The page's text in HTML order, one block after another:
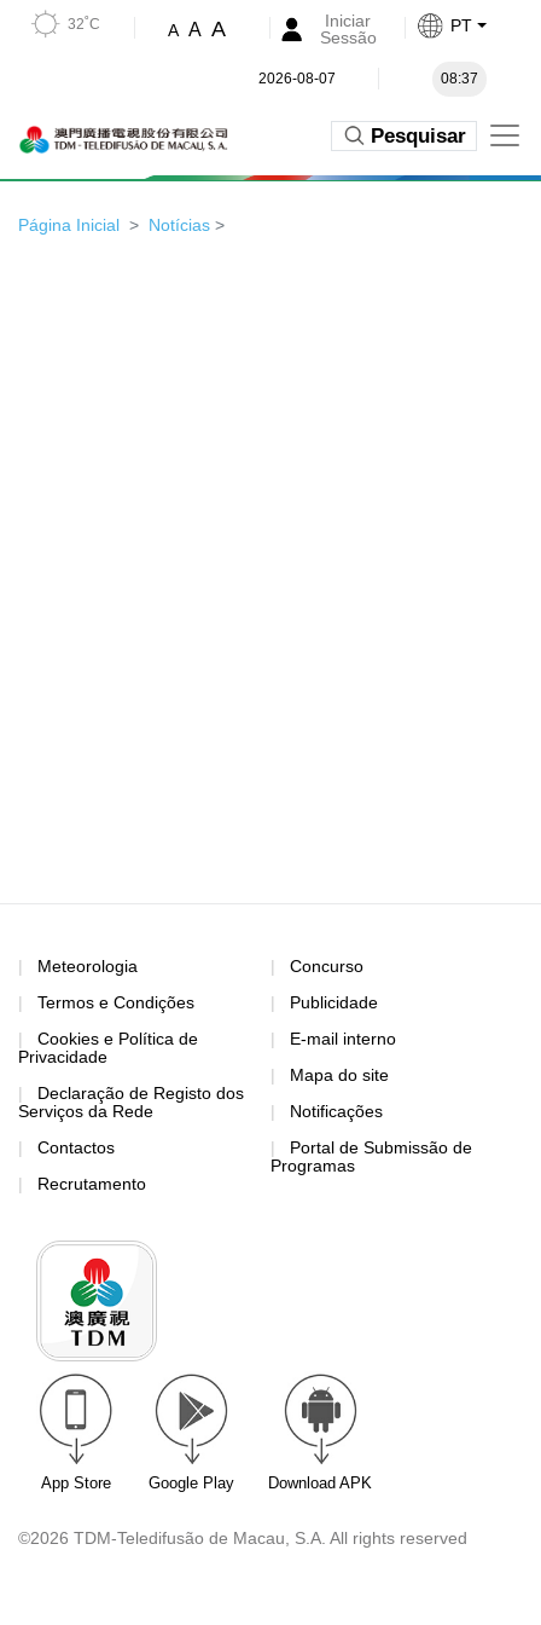
32˚C A A A
Iniciar
Sessão
PT
2026-08-07 08:37
Pesquisar
Página Inicial Notícias >
Meteorologia
Termos e Condições
Cookies e Política de
Privacidade
Declaração de Registo dos
Serviços da Rede
Contactos
Recrutamento
Concurso
Publicidade
E-mail interno
Mapa do site
Notificações
Portal de Submissão de
Programas
App Store Google Play Download APK
©2026 TDM-Teledifusão de Macau, S.A. All rights reserved